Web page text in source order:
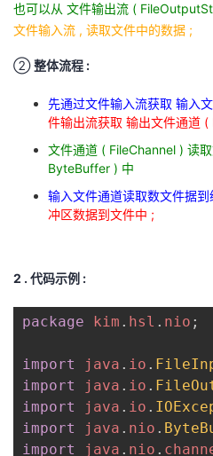
也可以从 文件输出流 (
文件输入流 , 读取文件中的数据 ;
②整体流程 :
先通过文件输入流获取 输入
件输出流获取 输出文件通道 (
文件通道 ( FileChannel ) 读
ByteBuffer ) 中
输入文件通道读取数文件据到
冲区数据到文件中 ;
2 . 代码示例 :
package kim . hsl . nio ;
import java . io .
import
java . io .
import
java . io .
import
java . nio .
import
java . nio .